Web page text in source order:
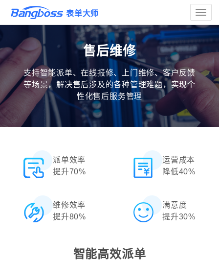
Toggle
表单大师
售后维修
支持智能派单、在线报修、上门维修、客户反馈
等场景，解决售后涉及的各种管理难题，实现个
性化售后服务管理
派单效率
提升70%
运营成本
降低40%
维修效率
提升80%
满意度
提升30%
智能高效派单